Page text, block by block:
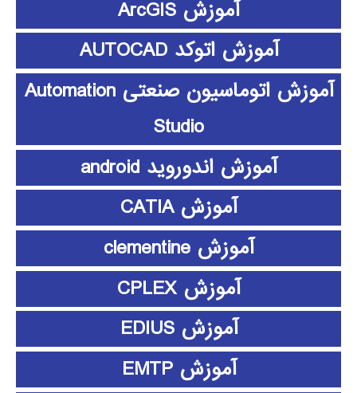
آموزش ArcGIS
آموزش اتوکد AUTOCAD
آموزش اتوماسیون صنعتی Automation
Studio
آموزش اندوروید android
آموزش CATIA
آموزش clementine
آموزش CPLEX
آموزش EDIUS
آموزش EMTP